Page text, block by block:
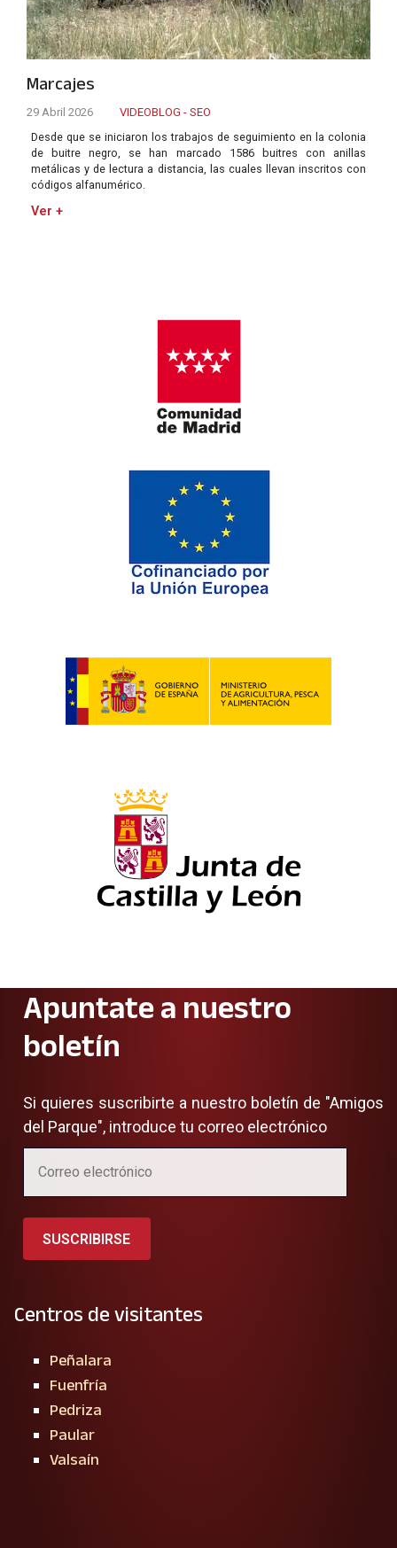
Marcajes
29 Abril 2026
VIDEOBLOG - SEO
Desde que se iniciaron los trabajos de seguimiento en la colonia
de buitre negro, se han marcado 1586 buitres con anillas
metálicas y de lectura a distancia, las cuales llevan inscritos con
códigos alfanumérico.
Ver +
Apuntate a nuestro
boletín
Si quieres suscribirte a nuestro boletín de "Amigos
del Parque", introduce tu correo electrónico
SUSCRIBIRSE
Centros de visitantes
Peñalara
Fuenfría
Pedriza
Paular
Valsaín